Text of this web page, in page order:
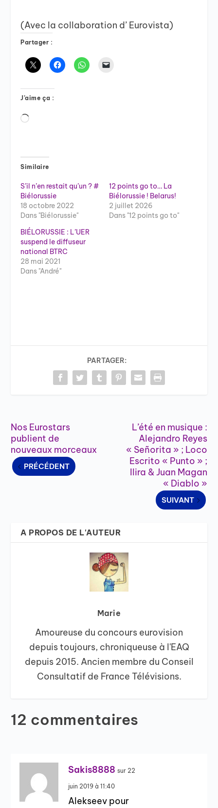
(Avec la collaboration d’ Eurovista)
Partager :
J’aime ça :
Chargement…
Similaire
S’il n’en restait qu’un ? #
Biélorussie
18 octobre 2022
Dans "Biélorussie"
12 points go to… La
Biélorussie ! Belarus!
2 juillet 2026
Dans "12 points go to"
BIÉLORUSSIE : L’UER
suspend le diffuseur
national BTRC
28 mai 2021
Dans "André"
PARTAGER:
Nos Eurostars
publient de
nouveaux morceaux
PRÉCÉDENT
L’été en musique :
Alejandro Reyes
« Señorita » ; Loco
Escrito « Punto » ;
Ilira & Juan Magan
« Diablo »
SUIVANT
A PROPOS DE L'AUTEUR
Marie
Amoureuse du concours eurovision
depuis toujours, chroniqueuse à l'EAQ
depuis 2015. Ancien membre du Conseil
Consultatif de France Télévisions.
12 commentaires
Sakis8888 sur 22
juin 2019 à 11:40
Alekseev pour